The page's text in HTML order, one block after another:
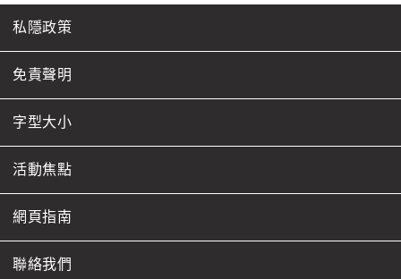
私隱政策
免責聲明
字型大小
活動焦點
網頁指南
聯絡我們